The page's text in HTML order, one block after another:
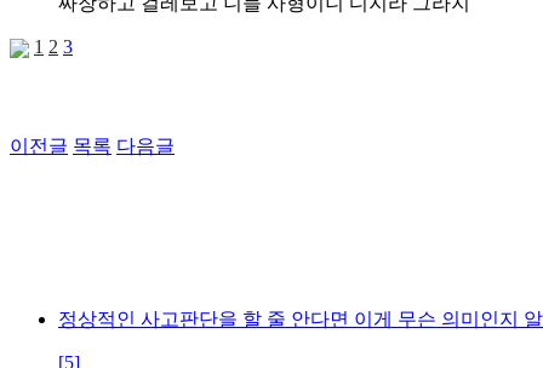
1 2 3
이전글 목록 다음글
정상적인 사고판단을 할 줄 안다면 이게 무슨 의미인지
[5]